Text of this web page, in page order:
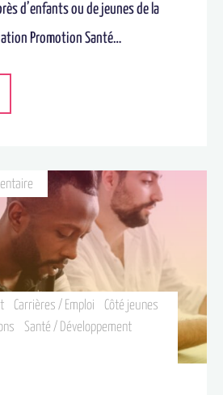
d’enfants ou de jeunes de la
Promotion Santé…
Carrières / Emploi
Côté jeunes
Santé / Développement